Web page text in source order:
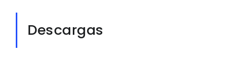
Descargas